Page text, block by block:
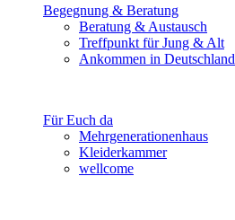
Begegnung & Beratung
Beratung & Austausch
Treffpunkt für Jung & Alt
Ankommen in Deutschland
Für Euch da
Mehrgenerationenhaus
Kleiderkammer
wellcome